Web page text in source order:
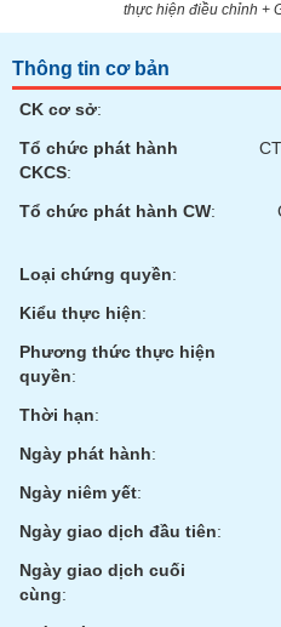
thực hiện điều chỉnh +
Thông tin cơ bản
CK cơ sở:
Tổ chức phát hành
CKCS:
Tổ chức phát hành CW:
Loại chứng quyền:
Kiểu thực hiện:
Phương thức thực hiện
quyền:
Thời hạn:
Ngày phát hành:
Ngày niêm yết:
Ngày giao dịch đầu tiên:
Ngày giao dịch cuối
cùng:
Dữ
liệu
tài
chính